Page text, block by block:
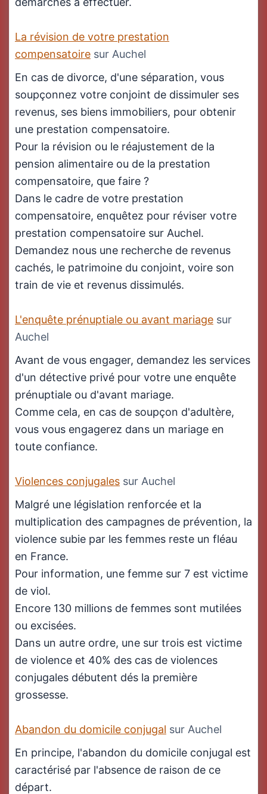
La révision de votre prestation
compensatoire sur Auchel
En cas de divorce, d'une séparation, vous
soupçonnez votre conjoint de dissimuler ses
revenus, ses biens immobiliers, pour obtenir
une prestation compensatoire.
Pour la révision ou le réajustement de la
pension alimentaire ou de la prestation
compensatoire, que faire ?
Dans le cadre de votre prestation
compensatoire, enquêtez pour réviser votre
prestation compensatoire sur Auchel.
Demandez nous une recherche de revenus
cachés, le patrimoine du conjoint, voire son
train de vie et revenus dissimulés.
L'enquête prénuptiale ou avant mariage sur
Auchel
Avant de vous engager, demandez les services
d'un détective privé pour votre une enquête
prénuptiale ou d'avant mariage.
Comme cela, en cas de soupçon d'adultère,
vous vous engagerez dans un mariage en
toute confiance.
Violences conjugales sur Auchel
Malgré une législation renforcée et la
multiplication des campagnes de prévention, la
violence subie par les femmes reste un fléau
en France.
Pour information, une femme sur 7 est victime
de viol.
Encore 130 millions de femmes sont mutilées
ou excisées.
Dans un autre ordre, une sur trois est victime
de violence et 40% des cas de violences
conjugales débutent dés la première
grossesse.
Abandon du domicile conjugal sur Auchel
En principe, l'abandon du domicile conjugal est
caractérisé par l'absence de raison de ce
départ.